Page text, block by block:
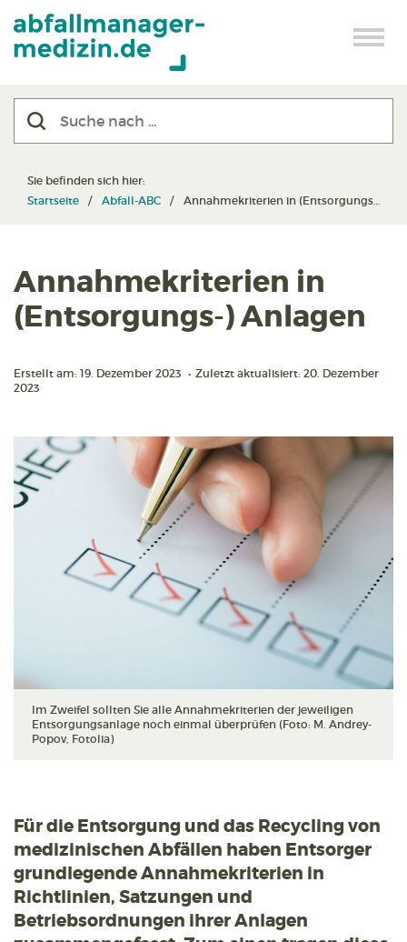
Sie befinden sich hier:
Startseite
Abfall-ABC Annahmekriterien in (Entsorgungs-) Anlagen
Annahmekriterien in
(Entsorgungs-) Anlagen
Erstellt am: 19. Dezember 2023 • Zuletzt aktualisiert: 20. Dezember
2023
Im Zweifel sollten Sie alle Annahmekriterien der jeweiligen
Entsorgungsanlage noch einmal überprüfen (Foto: M. Andrey-
Popov, Fotolia)
Für die Entsorgung und das Recycling von
medizinischen Abfällen haben Entsorger
grundlegende Annahmekriterien in
Richtlinien, Satzungen und
Betriebsordnungen ihrer Anlagen